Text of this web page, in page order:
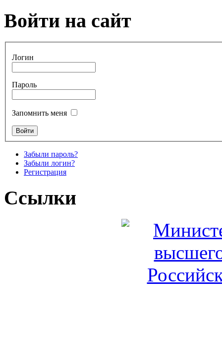
Войти на сайт
Логин
Пароль
Запомнить меня
Забыли пароль?
Забыли логин?
Регистрация
Ссылки